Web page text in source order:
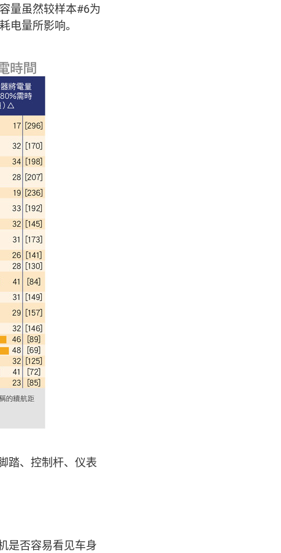
量虽然较样本#6为
电量所影响。
踏、控制杆、仪表
是否容易看见车身